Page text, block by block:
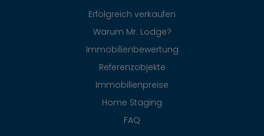
Erfolgreich verkaufen
Warum Mr. Lodge?
Immobilienbewertung
Referenzobjekte
Immobilienpreise
Home Staging
FAQ